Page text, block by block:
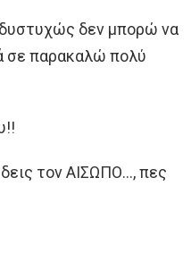
δυστυχώς δεν μπορώ να
σε παρακαλώ πολύ
τον ΑΙΣΩΠΟ…, πες